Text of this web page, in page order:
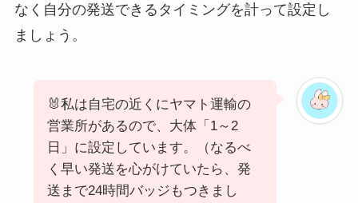
なく自分の発送できるタイミングを計って設定し
ましょう。
🐰私は自宅の近くにヤマト運輸の
営業所があるので、大体「1～2
日」に設定しています。（なるべ
く早い発送を心がけていたら、発
送まで24時間バッジもつきまし